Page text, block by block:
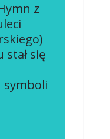
z
stał się
symboli